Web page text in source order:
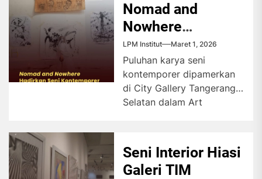
Nomad and
Nowhere
Hadirkan Seni
Kontemporer
LPM Institut Maret 1, 2026
Puluhan karya seni
kontemporer dipamerkan
di City Gallery Tangerang
Selatan dalam Art
mengajak pengunjung...
Seni Interior Hiasi
Galeri TIM